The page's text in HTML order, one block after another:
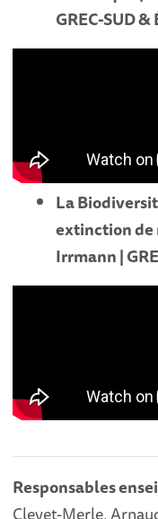
GREC-SUD
La
extinction de
Irrmann |
Responsables
Cleyet-Merle,